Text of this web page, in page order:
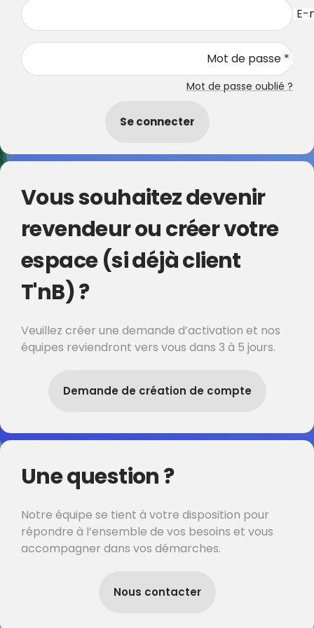
E-
Mot de passe *
Mot de passe oublié ?
Se connecter
Vous souhaitez devenir
revendeur ou créer votre
espace (si déjà client
T'nB) ?
Veuillez créer une demande d’activation et nos
équipes reviendront vers vous dans 3 à 5 jours.
Demande de création de compte
Une question ?
Notre équipe se tient à votre disposition pour
répondre à l’ensemble de vos besoins et vous
accompagner dans vos démarches.
Nous contacter